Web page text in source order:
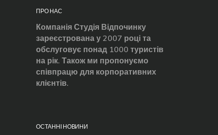
ПРО НАС
Компанія Студія Відпочинку
зареєстрована у 2007 році та
обслуговує понад 1000 туристів
на рік. Також ми пропонуємо
співпрацю для корпоративних
клієнтів.
ОСТАННІ НОВИНИ